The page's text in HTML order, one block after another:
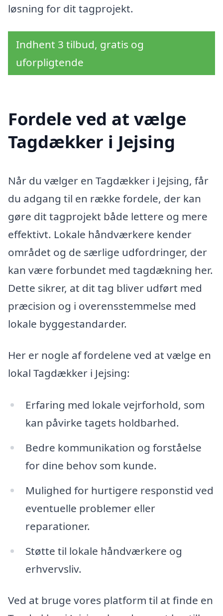
løsning for dit tagprojekt.
Indhent 3 tilbud, gratis og
uforpligtende
Fordele ved at vælge
Tagdækker i Jejsing
Når du vælger en Tagdækker i Jejsing, får
du adgang til en række fordele, der kan
gøre dit tagprojekt både lettere og mere
effektivt. Lokale håndværkere kender
området og de særlige udfordringer, der
kan være forbundet med tagdækning her.
Dette sikrer, at dit tag bliver udført med
præcision og i overensstemmelse med
lokale byggestandarder.
Her er nogle af fordelene ved at vælge en
lokal Tagdækker i Jejsing:
Erfaring med lokale vejrforhold, som
kan påvirke tagets holdbarhed.
Bedre kommunikation og forståelse
for dine behov som kunde.
Mulighed for hurtigere responstid ved
eventuelle problemer eller
reparationer.
Støtte til lokale håndværkere og
erhvervsliv.
Ved at bruge vores platform til at finde en